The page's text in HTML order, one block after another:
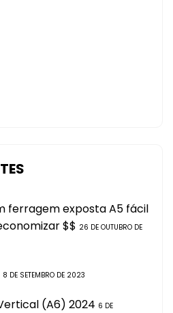
ferragem exposta A5 fácil
$$ 26 DE OUTUBRO DE
8 DE SETEMBRO DE 2023
(A6) 2024 6 DE